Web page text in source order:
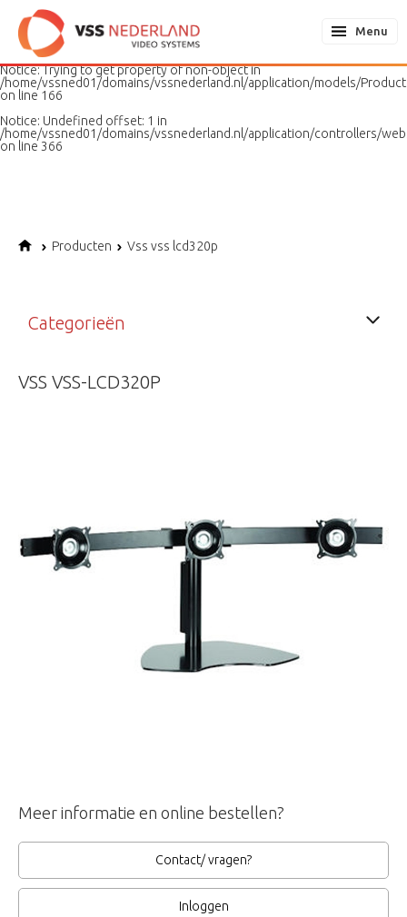
Notice: Undefined variable: page in
/home/vssned01/domains/vssnederland.nl/application/models/
on line
187
Notice: Trying to get property of non-object in
/home/vssned01/domains/vssnederland.nl/application/models/
on line 166
Notice: Undefined offset: 1 in
/home/vssned01/domains/vssnederland.nl/application/controllers/
on line 366
Menu
Producten Vss vss lcd320p
Categorieën
VSS VSS-LCD320P
Meer informatie en online bestellen?
Contact/ vragen?
Inloggen